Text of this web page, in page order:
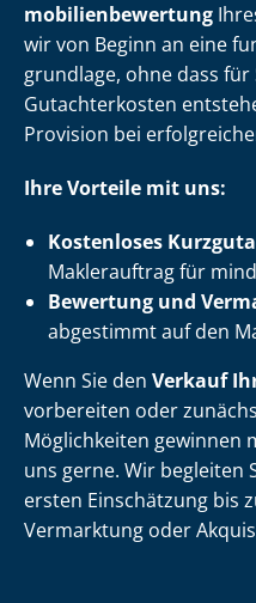
mo­bi­li­en­be­wer­tung
wir von Beginn an eine
grund­la­ge, ohne dass für
Gutachterkosten
Provision bei
Ihre Vorteile mit uns:
Kostenloses
Maklerauftrag für
Bewertung und
abgestimmt auf den
Wenn Sie den Verkauf
vorbereiten oder
Möglichkeiten gewinnen
uns gerne. Wir
ersten Einschätzung bis
Vermarktung oder